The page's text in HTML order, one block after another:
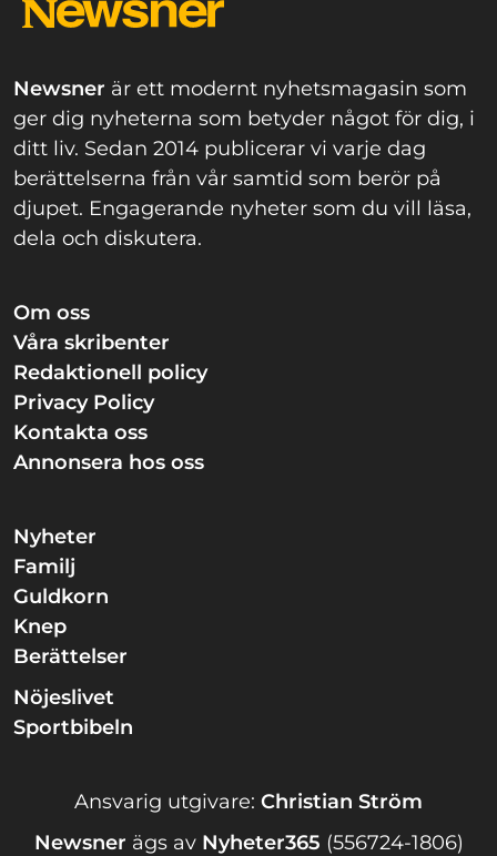
Newsner är ett modernt nyhetsmagasin som
ger dig nyheterna som betyder något för dig, i
ditt liv. Sedan 2014 publicerar vi varje dag
berättelserna från vår samtid som berör på
djupet. Engagerande nyheter som du vill läsa,
dela och diskutera.
Om oss
Våra skribenter
Redaktionell policy
Privacy Policy
Kontakta oss
Annonsera hos oss
Nyheter
Familj
Guldkorn
Knep
Berättelser
Nöjeslivet
Sportbibeln
Ansvarig utgivare: Christian Ström
Newsner ägs av Nyheter365 (556724-1806)